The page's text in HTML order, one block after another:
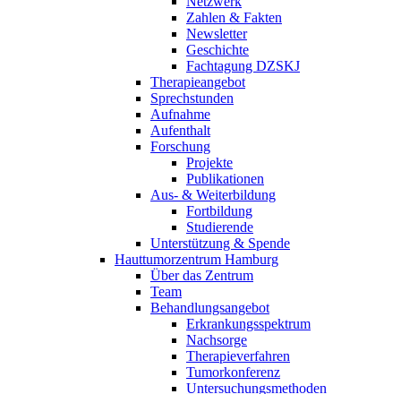
Zahlen & Fakten
Newsletter
Geschichte
Fachtagung DZSKJ
Therapieangebot
Sprechstunden
Aufnahme
Aufenthalt
Forschung
Projekte
Publikationen
Aus- & Weiterbildung
Fortbildung
Studierende
Unterstützung & Spende
Hauttumorzentrum Hamburg
Über das Zentrum
Team
Behandlungsangebot
Erkrankungsspektrum
Nachsorge
Therapieverfahren
Tumorkonferenz
Untersuchungsmethoden